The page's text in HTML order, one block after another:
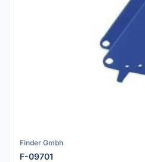
Finder Gmbh
F-09701